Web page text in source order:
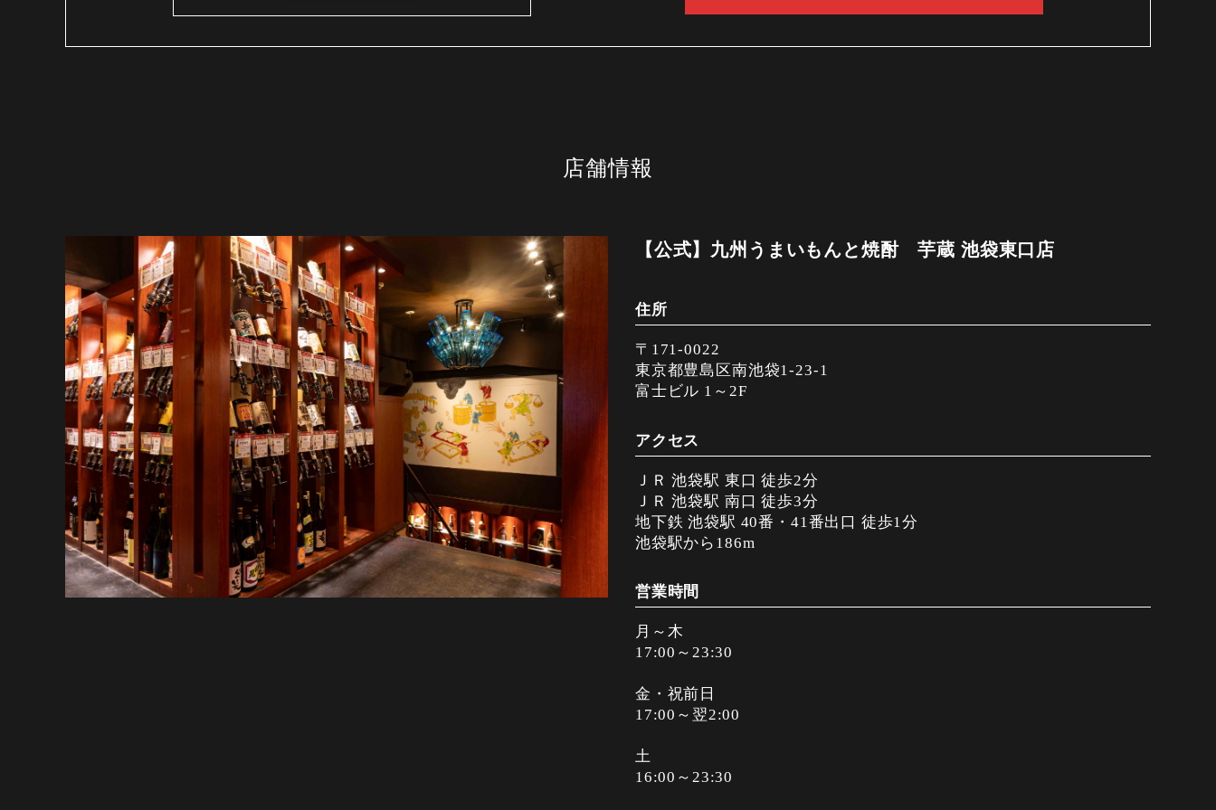
店舗情報
【公式】九州うまいもんと焼酎 芋蔵 池袋東口店
住所
〒171-0022
東京都豊島区南池袋1-23-1
富士ビル 1～2F
アクセス
ＪＲ 池袋駅 東口 徒歩2分
ＪＲ 池袋駅 南口 徒歩3分
地下鉄 池袋駅 40番・41番出口 徒歩1分
池袋駅から186m
営業時間
月～木
17:00～23:30
金・祝前日
17:00～翌2:00
土
16:00～23:30